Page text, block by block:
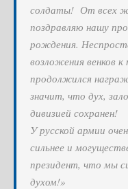
солдаты! От всех
поздравляю нашу
рождения.
возложения венков
продолжился
значит, что дух,
дивизией сохранен!
У русской армии
сильнее и
президент, что мы
духом!»